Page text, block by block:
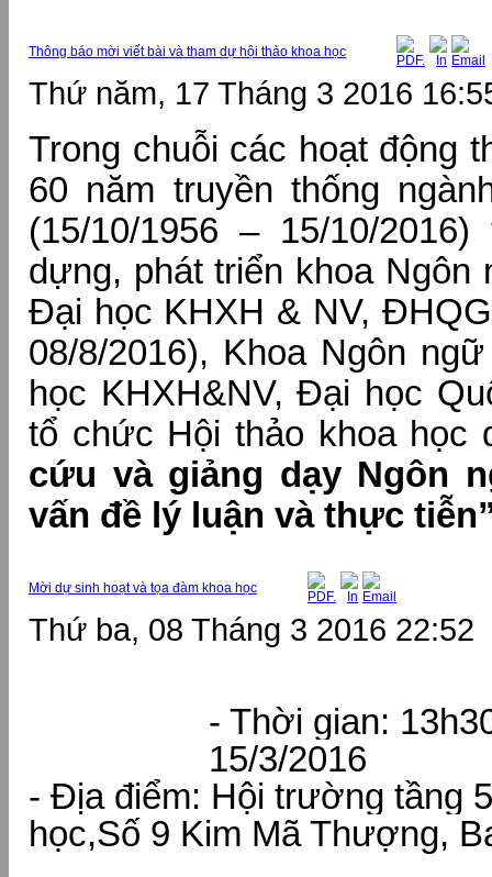
Thông báo mời viết bài và tham dự hội thảo khoa học
Thứ năm, 17 Tháng 3 2016
Trong chuỗi các hoạt động
60 năm truyền thống
(15/10/1956 – 15/10/
dựng, phát triển khoa Ngôn
Đại học KHXH & NV,
08/8/2016), Khoa Ngôn
học KHXH&NV, Đại học
tổ chức Hội thảo khoa học
cứu và giảng dạy Ngôn
vấn đề lý luận và thực
Mời dự sinh hoạt và tọa đàm khoa học
Thứ ba, 08 Tháng 3 2016 22:52
- Thời gian:
15/3/2016
- Địa điểm: Hội trường tầng
học,Số 9 Kim Mã Thượng,